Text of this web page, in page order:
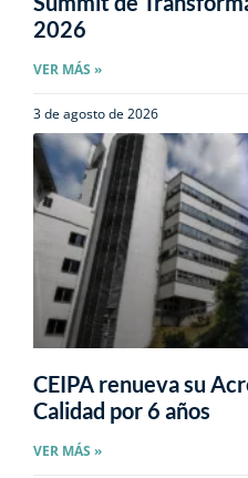
2026
VER MÁS »
3 de agosto de 2026
CEIPA renueva su
Calidad por 6 años
VER MÁS »